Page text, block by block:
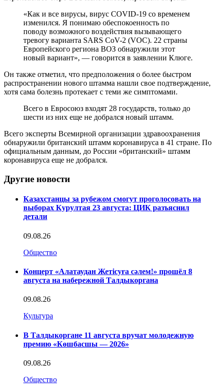
«Как и все вирусы, вирус COVID-19 со временем
изменился. Я понимаю обеспокоенность по
поводу возможного воздействия вызывающего
тревогу варианта SARS CoV-2 (VOC). 22 страны
Европейского региона ВОЗ обнаружили этот
новый вариант», — говорится в заявлении Клюге.
Он также отметил, что предположения о более быстром
распространении нового штамма нашли свое подтверждение,
хотя сама болезнь протекает с теми же симптомами.
Всего в Евросоюз входят 28 государств, только до
шести из них еще не добрался новый штамм.
Всего эксперты Всемирной организации здравоохранения
обнаружили британский штамм коронавируса в 41 стране. По
официальным данным, до России «британский» штамм
коронавируса еще не добрался.
Другие новости
Казахстанцы за рубежом смогут проголосовать на
выборах Курултая 23 августа: ЦИК разъяснил
детали
09.08.26
Общество
Концерт «Алатаудан Жетісуға сәлем!» прошёл 8
августа на набережной Талдыкоргана
09.08.26
Культура
В Талдыкоргане 11 августа вручат молодежную
премию «Көшбасшы — 2026»
09.08.26
Общество